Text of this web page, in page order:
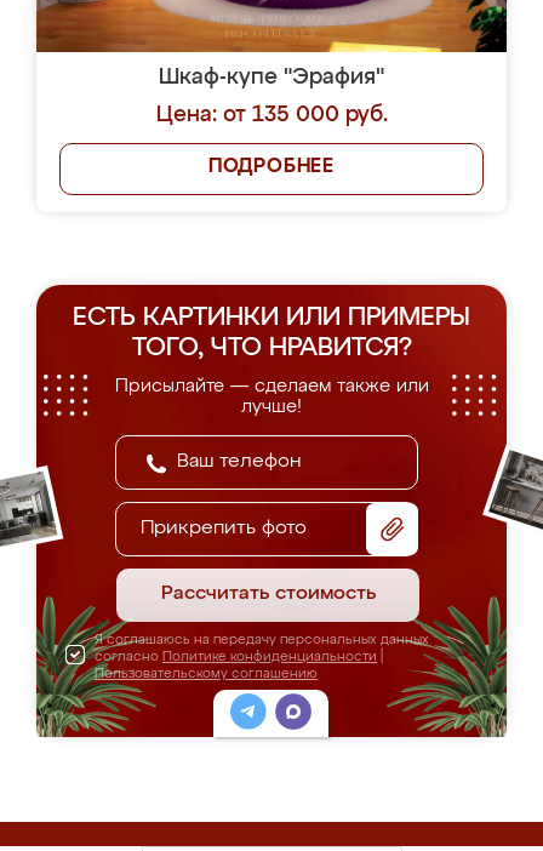
Шкаф-купе "Эрафия"
Цена: от 135 000 руб.
ПОДРОБНЕЕ
ЕСТЬ КАРТИНКИ ИЛИ ПРИМЕРЫ
ТОГО, ЧТО НРАВИТСЯ?
Присылайте — сделаем также или
лучше!
Прикрепить фото
Рассчитать стоимость
Я соглашаюсь на передачу персональных данных
согласно Политике конфиденциальности
Пользовательскому соглашению